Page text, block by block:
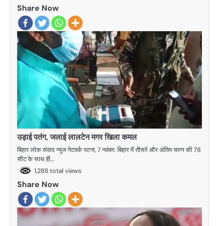
Share Now
उड़ाई पतंग, जलाई लालटेन मगर खिला कमल
बिहार लोक संवाद न्यूज नेटवर्क पटना, 7 नवंबर: बिहार में तीसरे और अंतिम चरण की 78
सीट के साथ ही…
1,288 total views
Share Now